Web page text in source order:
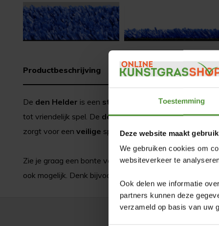
Toestemming
Deze website maakt
We gebruiken cookies om
websiteverkeer te
Ook delen we informatie
partners kunnen deze
verzameld op basis van uw
Productbeschrijving Productspecificaties
De den Helder is een stevige kunstgrassoort, geschikt
tot vriendelijk spel. De den Helderis een kind- en
zorgt voor een veilige speelomgeving voor zowel het
Zie je graag een bonte verzameling aan kleuren op het
ook mogelijk. Denk bijvoorbeeld aan een rood pad door